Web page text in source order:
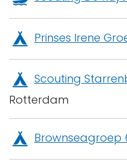
Prinses Irene
Scouting
Rotterdam
Brownseagroep